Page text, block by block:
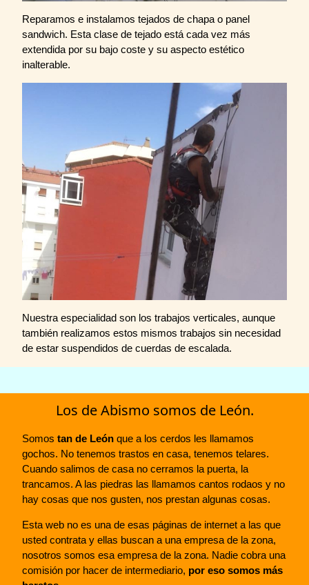
Reparamos e instalamos tejados de chapa o panel
sandwich. Esta clase de tejado está cada vez más
extendida por su bajo coste y su aspecto estético
inalterable.
Nuestra especialidad son los trabajos verticales, aunque
también realizamos estos mismos trabajos sin necesidad
de estar suspendidos de cuerdas de escalada.
Los de Abismo somos de León.
Somos tan de León que a los cerdos les llamamos
gochos. No tenemos trastos en casa, tenemos telares.
Cuando salimos de casa no cerramos la puerta, la
trancamos. A las piedras las llamamos cantos rodaos y no
hay cosas que nos gusten, nos prestan algunas cosas.
Esta web no es una de esas páginas de internet a las que
usted contrata y ellas buscan a una empresa de la zona,
nosotros somos esa empresa de la zona. Nadie cobra una
comisión por hacer de intermediario, por eso somos más